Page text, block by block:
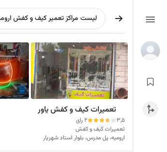
تعمیرات کیف و کفش یاور
3,5
2 رای
تعمیرات کیف و کفش
ارومیه، پل مدرس، بلوار استاد شهریار